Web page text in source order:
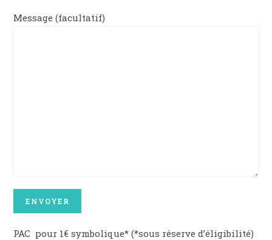
Message (facultatif)
PAC pour 1€ symbolique* (*sous réserve d’éligibilité)